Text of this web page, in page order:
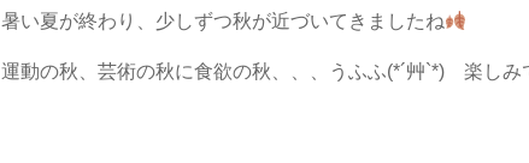
暑い夏が終わり、少しずつ秋が近づいてきましたね
運動の秋、芸術の秋に食欲の秋、、、うふふ(*´艸`*) 楽しみ